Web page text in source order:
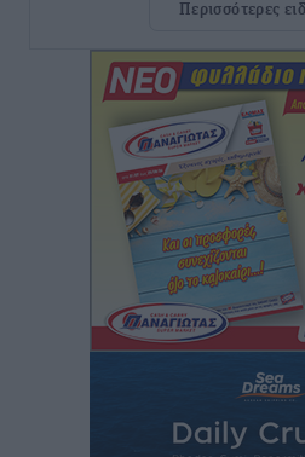
Καιρός: Επιμένουν οι υψηλές
Τοπικές Ειδήσεις• πριν 5 ώρες
Τα φοιτητικά ενοίκια
οικογενειακούς
πριν 5 ώρες
Δύο νέοι ξενώνες
Δυνάμεις στη νήσο Ρω
Τοπικές Ειδήσεις• πριν 5 ώρες
Συνεχίζεται η έξοδος του
πριν 5 ώρες
Περισσότερες